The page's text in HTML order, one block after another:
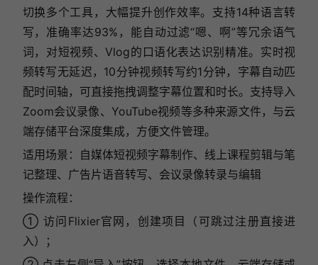
切换多个工具，大幅提升创作效率。支持14种语言转
写，准确率达93%，能自动过滤“嗯、啊”等冗余语气
词，对短视频、Vlog的口语化表达识别精准。实时视
频转写无延迟，10分钟视频转写约1分钟，字幕自动匹
配时间轴，可直接拖拽调整字幕位置和时长。支持导入
Zoom会议录像、YouTube视频等多种来源文件，与云
端存储平台深度集成，方便文件管理。
适用场景：自媒体短视频字幕制作、线上课程剪辑与笔
记整理、广告片语音转写、会议录像转录与编辑
操作流程：
① 访问Flixier官网，创建项目（可跳过注册直接进
入）；